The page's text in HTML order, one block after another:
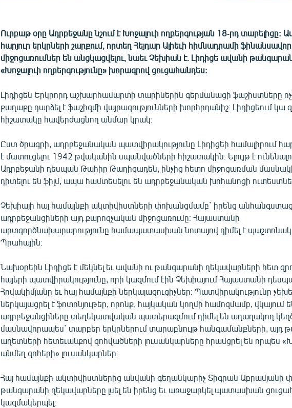
Ուրբաթ օրը Ադրբեջանը նշում է Խոջալուի ողբերգության 18-րդ տարելիցը:
հարյուր երկրների շարքում, որտեղ Հեյդար Ալիեւի հիմնադրամի
միջոցառումներ են անցկացվելու, նաեւ Չեխիան է. Լիդիցե ավանի
«Խոջալուի ողբերգությունը» խորագրով ցուցահանդես:
Լիդիցեն Երկրորդ աշխարհամարտի տարիներին գերմանացի ֆաշիստները
քաղաքը դարձել է ֆաշիզմի վայրագությունների խորհրդանիշ։ Լիդիցեում կա
հիշատակը հավերժացնող անմար կրակ։
Ըստ ծրագրի, ադրբեջանական պատվիրակությունը Լիդիցեի համալիրում
է մատուցելու 1942 թվականին սպանվածների հիշատակին։ Ելույթ է
Ադրբեջանի դեսպան Թահիր Թաղիզադեն, ինչից հետո միջոցառման
դիտելու են ֆիլմ, ապա համտեսելու են ադրբեջանական խոհանոցի
Չեխիայի հայ համայնքի ակտիվիստների փոխանցմամբ` իրենց
ադրբեջանցիների այդ քարոզչական միջոցառումը։ Հայաստանի
արտգործնախարարությունը համապատասխան նոտայով դիմել է
Պրահային։
Նախօրեին Լիդիցե է մեկնել եւ ավանի ու թանգարանի ղեկավարների հետ
հայերի պատվիրակությունը, որի կազմում էին Չեխիայում Հայաստանի
Հովակիմյանը եւ հայ համայնքի ներկայացուցիչներ։ Պատվիրակությունը
ներկայացրել է ֆոտոնյութեր, որոնք, հայկական կողմի համոզմամբ, վկայում
ադրբեջանցիները տեղեկատվական պատերազմում դիմել են աղաղակող
մասնավորապես` տարբեր երկրներում տարաբնույթ հանգամանքների, այդ
աղետների հետեւանքով զոհվածների լուսանկարները հրամցրել են որպես
անմեղ զոհերի» լուսանկարներ։
Հայ համայնքի ակտիվիստներից անվանի գեղանկարիչ Տիգրան Աբրամյանի
թանգարանի ղեկավարները լսել են իրենց եւ առաջարկել պատասխան
կազմակերպել։